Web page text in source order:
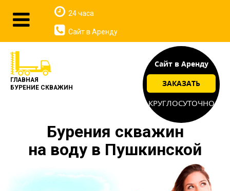
ГЛАВНАЯ
БУРЕНИЕ СКВАЖИН
Бурения скважин
на воду в Пушкинской
Сайт в Аренду
ЗАКАЗАТЬ
КРУГЛОСУТОЧНО
24 часа
Сайт в Аренду